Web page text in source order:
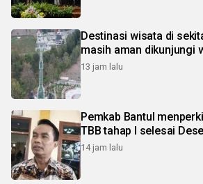
Destinasi wisata di
masih aman dikunjungi
13 jam lalu
Pemkab Bantul
TBB tahap I selesai
14 jam lalu